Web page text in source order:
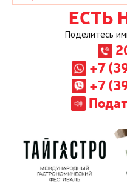
ЕСТЬ
Поделитесь
+7
+7